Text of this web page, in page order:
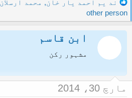
R
e
a
c
n
s
ند یم احمد یار خان, محمد ارسلان
other person
ابن قاسم
مشہور رکن
مارچ 30، 2014